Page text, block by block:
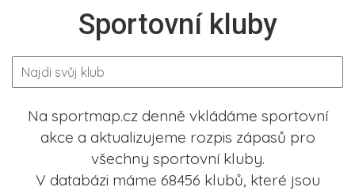
Sportovní kluby
Na sportmap.cz denně vkládáme sportovní
akce a aktualizujeme rozpis zápasů pro
všechny sportovní kluby.
V databázi máme 68456 klubů, které jsou